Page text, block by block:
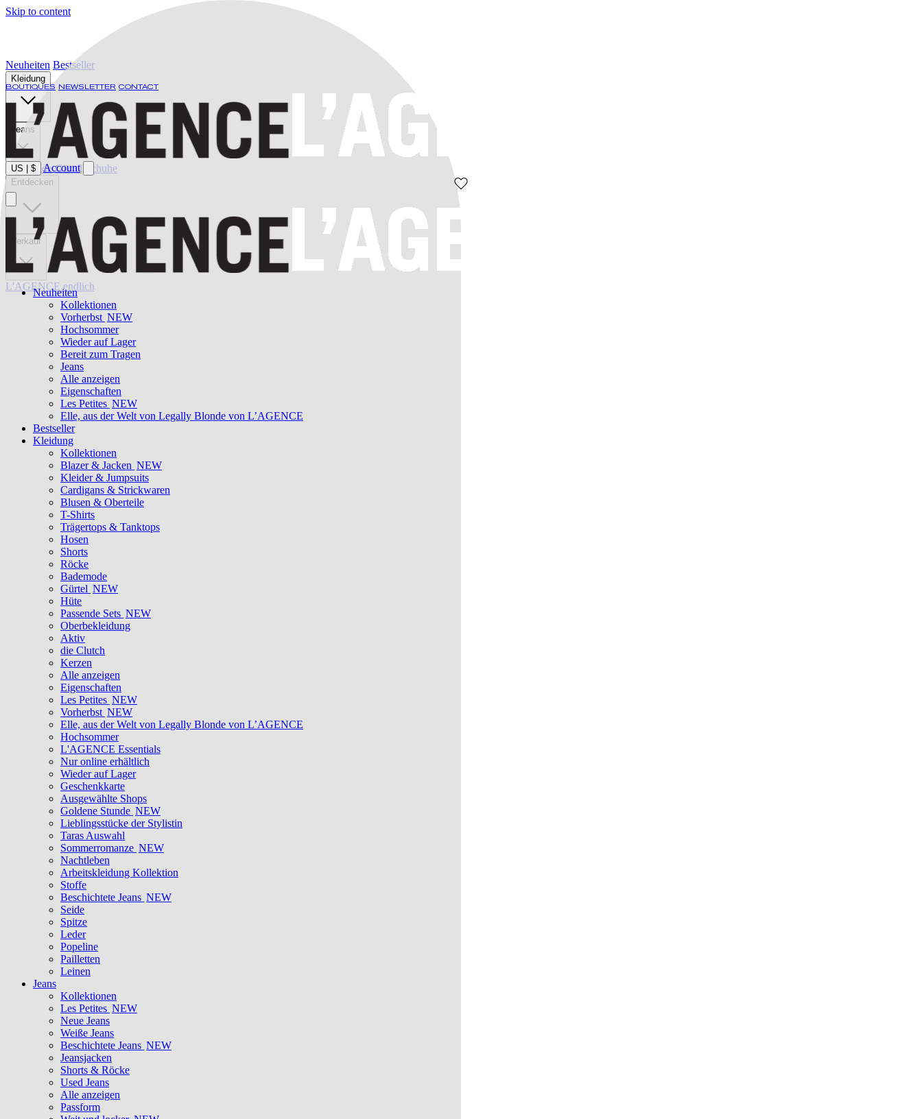
Skip to content
BOUTIQUES NEWSLETTER CONTACT
US $ Account
Neuheiten
Kollektionen
Vorherbst NEW
Hochsommer
Wieder auf Lager
Bereit zum Tragen
Jeans
Alle anzeigen
Eigenschaften
Les Petites NEW
Elle, aus der Welt von Legally Blonde von L’AGENCE
Bestseller
Kleidung
Kollektionen
Blazer & Jacken NEW
Kleider & Jumpsuits
Cardigans & Strickwaren
Blusen & Oberteile
T-Shirts
Trägertops & Tanktops
Hosen
Shorts
Röcke
Bademode
Gürtel NEW
Hüte
Passende Sets NEW
Oberbekleidung
Aktiv
die Clutch
Kerzen
Alle anzeigen
Eigenschaften
Les Petites NEW
Vorherbst NEW
Elle, aus der Welt von Legally Blonde von L’AGENCE
Hochsommer
L'AGENCE Essentials
Nur online erhältlich
Wieder auf Lager
Geschenkkarte
Ausgewählte Shops
Goldene Stunde NEW
Lieblingsstücke der Stylistin
Taras Auswahl
Sommerromanze NEW
Nachtleben
Arbeitskleidung Kollektion
Stoffe
Beschichtete Jeans NEW
Seide
Spitze
Leder
Popeline
Pailletten
Leinen
Jeans
Kollektionen
Les Petites NEW
Neue Jeans
Weiße Jeans
Beschichtete Jeans NEW
Jeansjacken
Shorts & Röcke
Used Jeans
Alle anzeigen
Passform
Neuheiten Bestseller
Kleidung
Jeans
Bademode Gürtel Schuhe
Entdecken
Verkauf
L'AGENCE endlich